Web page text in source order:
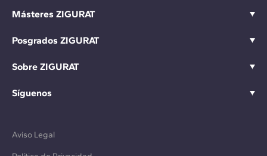
Másteres ZIGURAT
Posgrados ZIGURAT
Sobre ZIGURAT
Síguenos
Aviso Legal